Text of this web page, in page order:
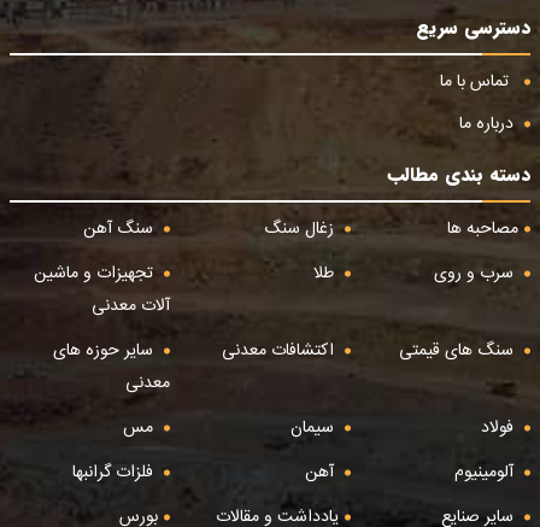
دسترسی سریع
تماس با ما
درباره ما
دسته بندی مطالب
مصاحبه ها
زغال سنگ
سنگ آهن
سرب و روی
طلا
تجهیزات و ماشین
آلات معدنی
سنگ های قیمتی
اکتشافات معدنی
سایر حوزه های
معدنی
فولاد
سیمان
مس
آلومینیوم
آهن
فلزات گرانبها
سایر صنایع
یادداشت و مقالات بورس